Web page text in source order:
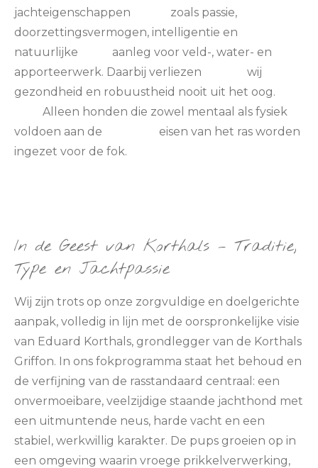
jachteigenschappen zoals passie,
doorzettingsvermogen, intelligentie en
natuurlijke aanleg voor veld-, water- en
apporteerwerk. Daarbij verliezen wij
gezondheid en robuustheid nooit uit het oog.
Alleen honden die zowel mentaal als fysiek
voldoen aan de eisen van het ras worden
ingezet voor de fok.
In de Geest van Korthals – Traditie,
Type en Jachtpassie
Wij zijn trots op onze zorgvuldige en doelgerichte
aanpak, volledig in lijn met de oorspronkelijke visie
van Eduard Korthals, grondlegger van de Korthals
Griffon. In ons fokprogramma staat het behoud en
de verfijning van de rasstandaard centraal: een
onvermoeibare, veelzijdige staande jachthond met
een uitmuntende neus, harde vacht en een
stabiel, werkwillig karakter. De pups groeien op in
een omgeving waarin vroege prikkelverwerking,